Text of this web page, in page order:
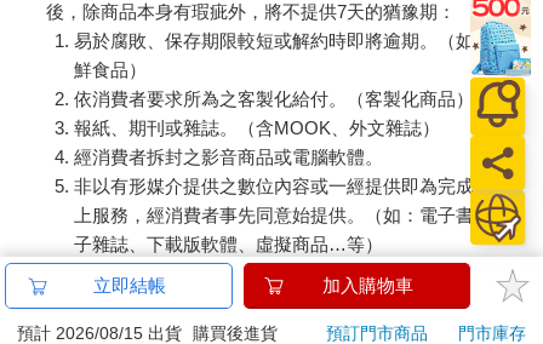
後，除商品本身有瑕疵外，將不提供7天的猶豫期：
易於腐敗、保存期限較短或解約時即將逾期。（如：生
鮮食品）
依消費者要求所為之客製化給付。（客製化商品）
報紙、期刊或雜誌。（含MOOK、外文雜誌）
經消費者拆封之影音商品或電腦軟體。
非以有形媒介提供之數位內容或一經提供即為完成之線
上服務，經消費者事先同意始提供。（如：電子書、電
子雜誌、下載版軟體、虛擬商品…等）
已拆封之個人衛生用品。（如：內衣褲、刮鬍刀、除毛
若非上列種類商品，均享有到貨7天的猶豫期（含例假
立即結帳 加入購物車
預計 2026/08/15 出貨 購買後進貨 預訂門市商品
門市庫存